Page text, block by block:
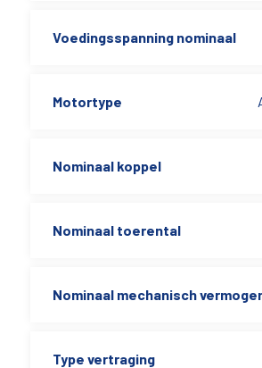
Voedingsspanning nominaal
Motortype
Nominaal koppel
Nominaal toerental
Nominaal mechanisch
Type vertraging